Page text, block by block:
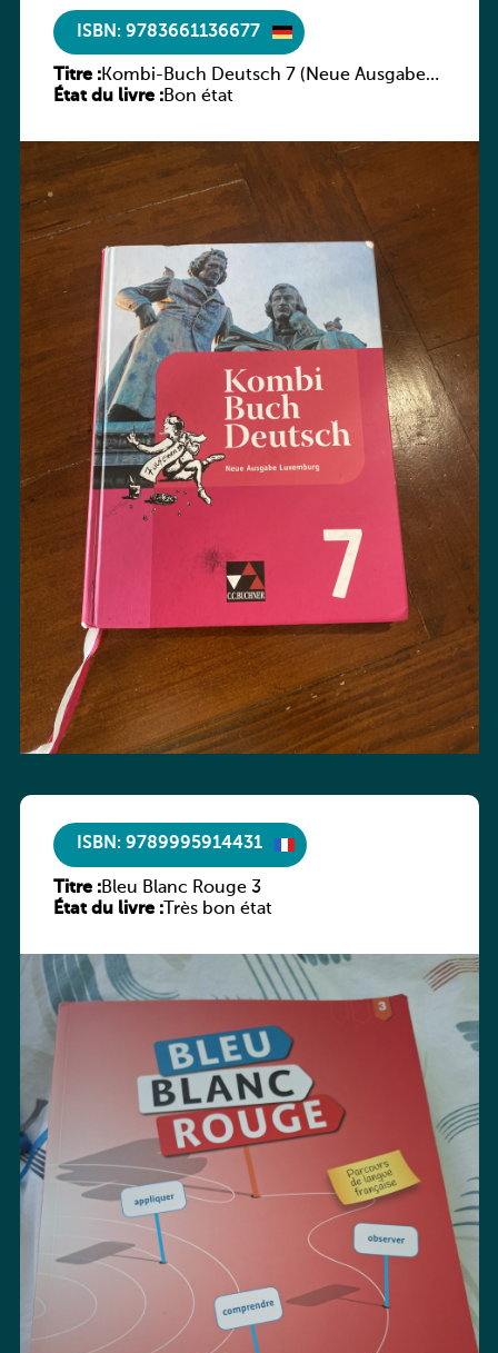
ISBN: 9783661136677
Titre :Kombi-Buch Deutsch 7 (Neue Ausgabe
Luxemburg)
État du livre :Bon état
ISBN: 9789995914431
Titre :Bleu Blanc Rouge 3
État du livre :Très bon état